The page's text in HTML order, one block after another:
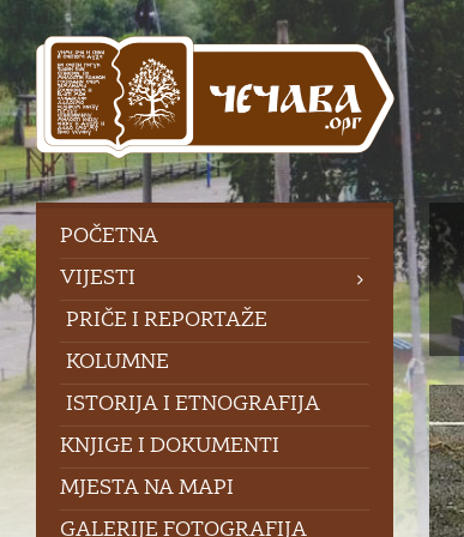
Skip
content
Skip
left
sidebar
Skip
footer
POČETNA
VIJESTI
PRIČE I REPORTAŽE
KOLUMNE
ISTORIJA I ETNOGRAFIJA
KNJIGE I DOKUMENTI
MJESTA NA MAPI
GALERIJE FOTOGRAFIJA